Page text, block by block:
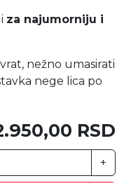
za najumorniju i
nežno umasirati
nege lica po
RSD
+